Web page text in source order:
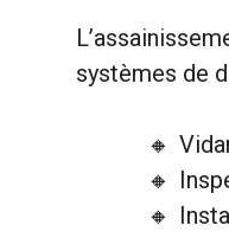
systèmes de